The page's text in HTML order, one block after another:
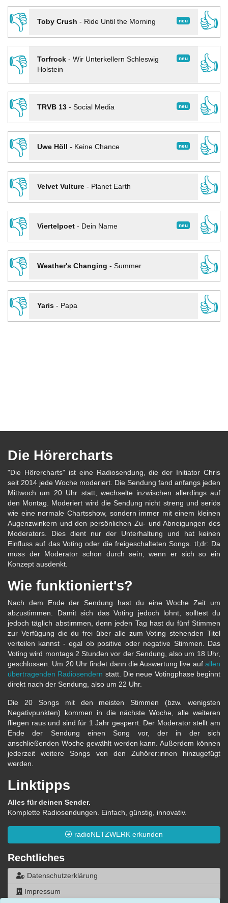
👎
neu
Toby Crush - Ride Until the Morning
👍
👎
neu
Torfrock- Wir Unterkellern Schleswig
Holstein
👍
👎
neu
TRVB 13- Social Media
👍
👎
neu
Uwe Höll - Keine Chance
👍
👎
Velvet Vulture- Planet Earth
👍
👎
neu
Viertelpoet- Dein Name
👍
👎
Weather's Changing - Summer
👍
👎
Yaris- Papa 👍
Die Hörercharts
"Die Hörercharts" ist eine Radiosendung, die der Initiator Chris
seit 2014 jede Woche moderiert. Die Sendung fand anfangs jeden
Mittwoch um 20 Uhr statt, wechselte inzwischen allerdings auf
den Montag. Moderiert wird die Sendung nicht streng und seriös
wie eine normale Chartsshow, sondern immer mit einem kleinen
Augenzwinkern und den persönlichen Zu- und Abneigungen des
Moderators. Dies dient nur der Unterhaltung und hat keinen
Einfluss auf das Voting oder die freigeschalteten Songs. tl;dr: Da
muss der Moderator schon durch sein, wenn er sich so ein
Konzept ausdenkt.
Wie funktioniert's?
Nach dem Ende der Sendung hast du eine Woche Zeit um
abzustimmen. Damit sich das Voting jedoch lohnt, solltest du
jedoch täglich abstimmen, denn jeden Tag hast du fünf Stimmen
zur Verfügung die du frei über alle zum Voting stehenden Titel
verteilen kannst - egal ob positive oder negative Stimmen. Das
Voting wird montags 2 Stunden vor der Sendung, also um 18 Uhr,
geschlossen. Um 20 Uhr findet dann die Auswertung live auf allen
übertragenden Radiosendern statt. Die neue Votingphase beginnt
direkt nach der Sendung, also um 22 Uhr.
Die 20 Songs mit den meisten Stimmen (bzw. wenigsten
Negativpunkten) kommen in die nächste Woche, alle weiteren
fliegen raus und sind für 1 Jahr gesperrt. Der Moderator stellt am
Ende der Sendung einen Song vor, der in der sich
anschließenden Woche gewählt werden kann. Außerdem können
jederzeit weitere Songs von den Zuhörer:innen hinzugefügt
werden.
Linktipps
Alles für deinen Sender.
Komplette Radiosendungen. Einfach, günstig, innovativ.
radioNETZWERK erkunden
Rechtliches
Datenschutzerklärung
Impressum